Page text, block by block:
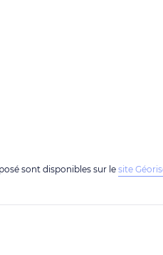
sont disponibles sur le site